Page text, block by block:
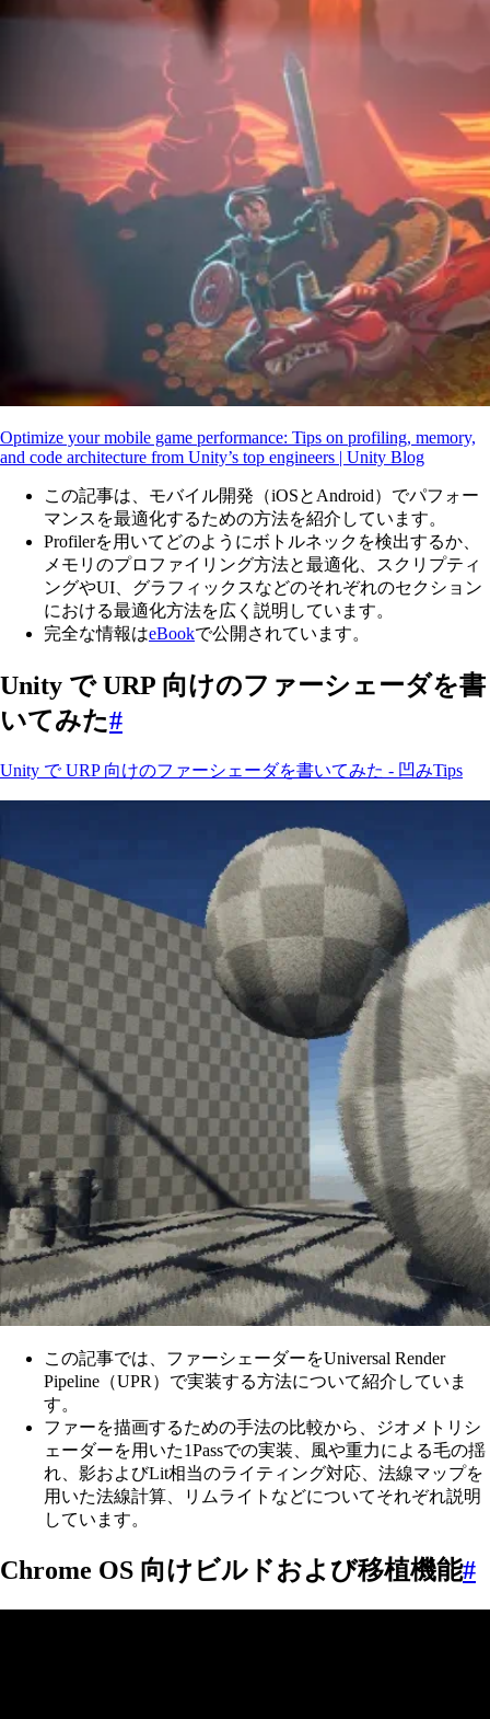
Optimize your mobile game performance: Tips on profiling, memory,
and code architecture from Unity’s top engineers | Unity Blog
この記事は、モバイル開発（iOSとAndroid）でパフォー
マンスを最適化するための方法を紹介しています。
Profilerを用いてどのようにボトルネックを検出するか、
メモリのプロファイリング方法と最適化、スクリプティ
ングやUI、グラフィックスなどのそれぞれのセクション
における最適化方法を広く説明しています。
完全な情報はeBookで公開されています。
Unity で URP 向けのファーシェーダを書
いてみた#
Unity で URP 向けのファーシェーダを書いてみた - 凹みTips
この記事では、ファーシェーダーをUniversal Render
Pipeline（UPR）で実装する方法について紹介していま
す。
ファーを描画するための手法の比較から、ジオメトリシ
ェーダーを用いた1Passでの実装、風や重力による毛の揺
れ、影およびLit相当のライティング対応、法線マップを
用いた法線計算、リムライトなどについてそれぞれ説明
しています。
Chrome OS 向けビルドおよび移植機能#